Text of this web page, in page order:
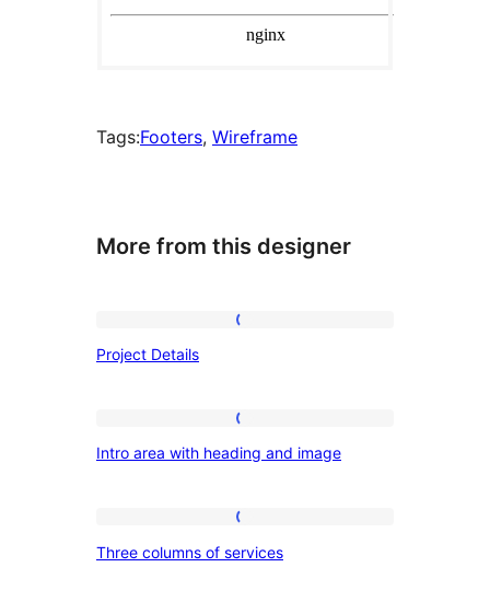
Tags:Footers, Wireframe
More from this designer
Project Details
area
and
Intro area with heading and image
columns
Three columns of services